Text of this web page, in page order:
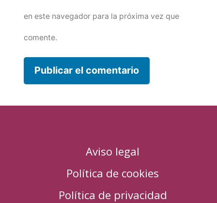
en este navegador para la próxima vez que
comente.
Aviso legal
Política de cookies
Política de privacidad